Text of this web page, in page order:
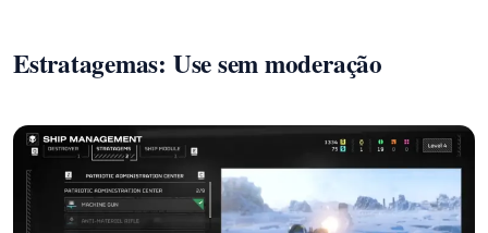
Estratagemas: Use sem moderação